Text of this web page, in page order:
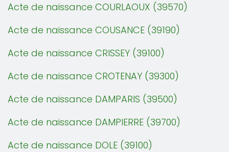
Acte de naissance COURLAOUX (39570)
Acte de naissance COUSANCE (39190)
Acte de naissance CRISSEY (39100)
Acte de naissance CROTENAY (39300)
Acte de naissance DAMPARIS (39500)
Acte de naissance DAMPIERRE (39700)
Acte de naissance DOLE (39100)